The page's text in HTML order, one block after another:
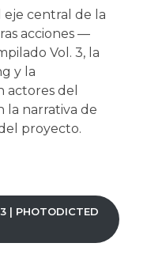
eje central de la
acciones —
Vol. 3, la
y la
actores del
la narrativa de
proyecto.
| PHOTODICTED